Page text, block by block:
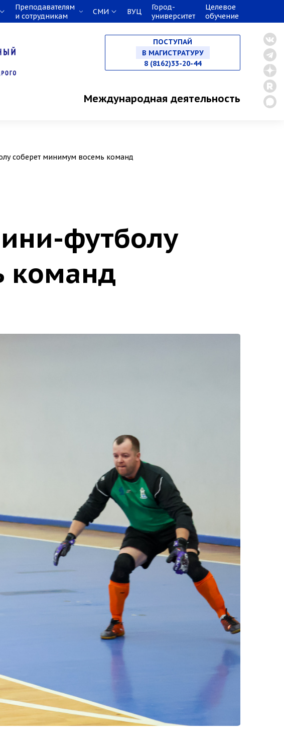
Преподавателям
и сотрудникам
СМИ ВУЦ
Город-
университет
Целевое
обучение
ПОСТУПАЙ
НА СПЕЦИАЛИТЕТ
В МАГИСТРАТУРУ
8 (8162)33-20-44
Международная деятельность
соберет минимум восемь команд
футболу
команд